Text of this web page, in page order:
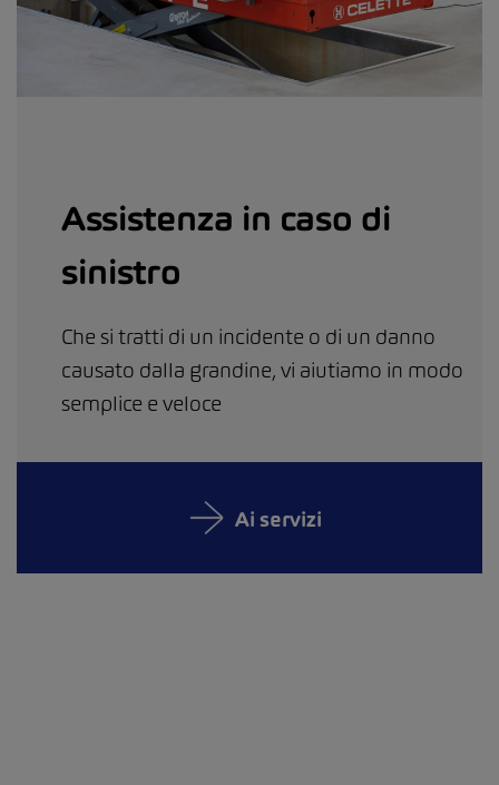
Assistenza in caso di
sinistro
Che si tratti di un incidente o di un danno
causato dalla grandine, vi aiutiamo in modo
semplice e veloce
Ai servizi